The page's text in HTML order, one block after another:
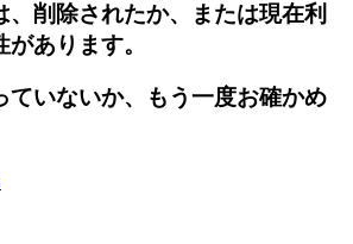
、削除されたか、または現在利
あります。
ていないか、もう一度お確かめ